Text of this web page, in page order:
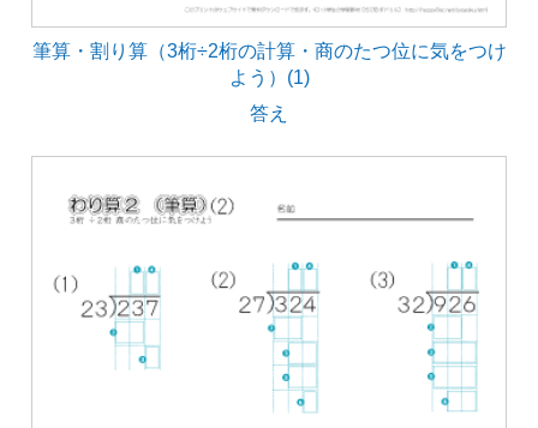
筆算・割り算（3桁÷2桁の計算・商のたつ位に気をつけ
よう）(1)
答え